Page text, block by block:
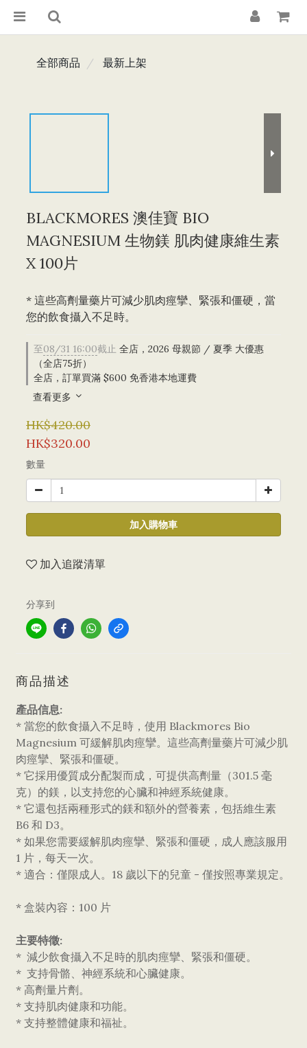
全部商品 最新上架
BLACKMORES 澳佳寶 BIO
MAGNESIUM 生物鎂 肌肉健康維生素
X 100片
* 這些高劑量藥片可減少肌肉痙攣、緊張和僵硬，當
您的飲食攝入不足時。
至08/31 16:00截止 全店，2026 母親節 / 夏季 大優惠
（全店75折）
全店，訂單買滿 $600 免香港本地運費
查看更多
HK$420.00
HK$320.00
數量
加入購物車
加入追蹤清單
分享到
商品描述
產品信息:
* 當您的飲食攝入不足時，使用 Blackmores Bio
Magnesium 可緩解肌肉痙攣。這些高劑量藥片可減少肌
肉痙攣、緊張和僵硬。
* 它採用優質成分配製而成，可提供高劑量（301.5 毫
克）的鎂，以支持您的心臟和神經系統健康。
* 它還包括兩種​​形式的鎂和額外的營養素，包括維生素
B6 和 D3。
* 如果您需要緩解肌肉痙攣、緊張和僵硬，成人應該服用
1 片，每天一次。
* 適合：僅限成人。18 歲以下的兒童 - 僅按照專業規定。
* 盒裝內容：100 片
主要特徵:
* 減少飲食攝入不足時的肌肉痙攣、緊張和僵硬。
* 支持骨骼、神經系統和心臟健康。
* 高劑量片劑。
* 支持肌肉健康和功能。
* 支持整體健康和福祉。